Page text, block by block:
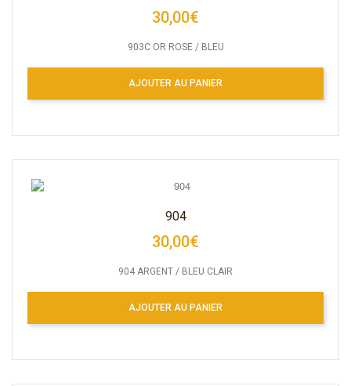
30,00€
903C OR ROSE / BLEU
AJOUTER AU PANIER
904
30,00€
904 ARGENT / BLEU CLAIR
AJOUTER AU PANIER